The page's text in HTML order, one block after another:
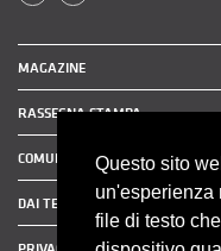
MAGAZINE
RASSEGNA STAMPA
COMUNICATI STAMPA
DAI TERRITORI
Questo sito
un'esperienza
file di testo